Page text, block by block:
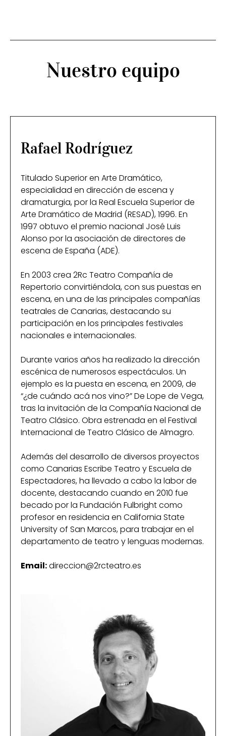
Nuestro equipo
Rafael Rodríguez
Titulado Superior en Arte Dramático,
especialidad en dirección de escena y
dramaturgia, por la Real Escuela Superior de
Arte Dramático de Madrid (RESAD), 1996. En
1997 obtuvo el premio nacional José Luis
Alonso por la asociación de directores de
escena de España (ADE).
En 2003 crea 2Rc Teatro Compañía de
Repertorio convirtiéndola, con sus puestas en
escena, en una de las principales compañías
teatrales de Canarias, destacando su
participación en los principales festivales
nacionales e internacionales.
Durante varios años ha realizado la dirección
escénica de numerosos espectáculos. Un
ejemplo es la puesta en escena, en 2009, de
“¿de cuándo acá nos vino?” De Lope de Vega,
tras la invitación de la Compañía Nacional de
Teatro Clásico. Obra estrenada en el Festival
Internacional de Teatro Clásico de Almagro.
Además del desarrollo de diversos proyectos
como Canarias Escribe Teatro y Escuela de
Espectadores, ha llevado a cabo la labor de
docente, destacando cuando en 2010 fue
becado por la Fundación Fulbright como
profesor en residencia en California State
University of San Marcos, para trabajar en el
departamento de teatro y lenguas modernas.
Email:direccion@2rcteatro.es